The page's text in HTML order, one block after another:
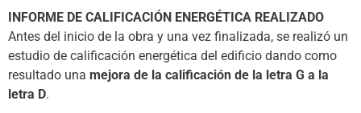
INFORME DE CALIFICACIÓN ENERGÉTICA REALIZADO
Antes del inicio de la obra y una vez finalizada, se realizó un
estudio de calificación energética del edificio dando como
resultado una mejora de la calificación de la letra G a la
letra D.